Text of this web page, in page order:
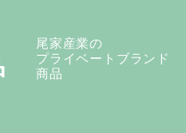
尾家産業の
プライベートブランド
商品